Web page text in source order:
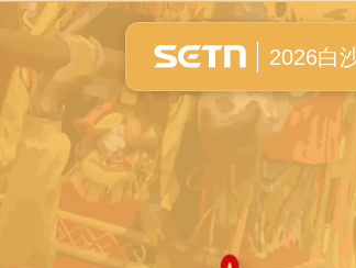
白沙屯媽祖進香全紀錄
2026白